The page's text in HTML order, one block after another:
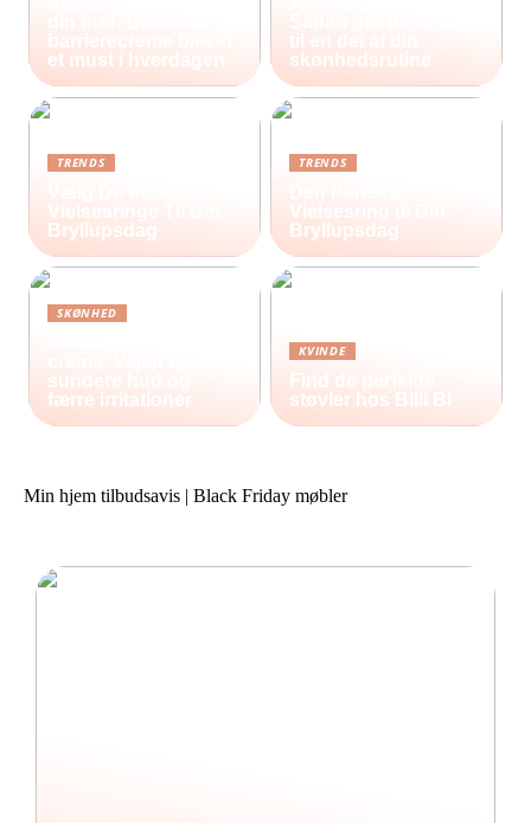
barrierecreme blevet
et must i hverdagen
til en del af din
skønhedsrutine
TRENDS
Vielsesringe Til Din
Bryllupsdag
TRENDS
Vielsesring til Din
Bryllupsdag
SKØNHED
sundere hud og
færre irritationer
KVINDE
Find de perfekte
støvler hos Billi Bi
Min hjem tilbudsavis | Black Friday møbler